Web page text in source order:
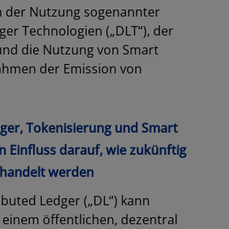
der Nutzung sogenannter
Technologien („DLT“), der
die Nutzung von Smart
der Emission von
Tokenisierung und Smart
Einfluss darauf, wie zukünftig
werden
Ledger („DL“) kann
öffentlichen, dezentral